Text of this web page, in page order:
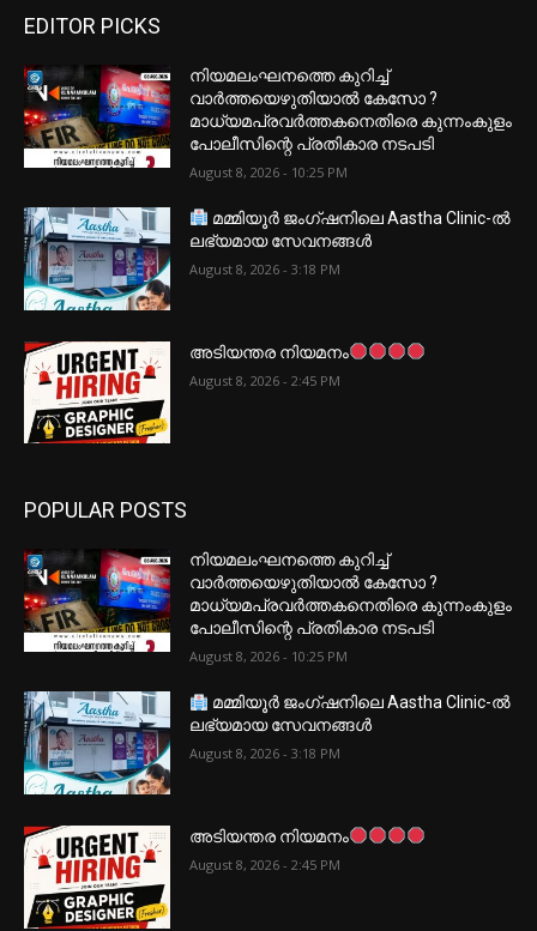
EDITOR PICKS
നിയമലംഘനത്തെ കുറിച്ച്
വാർത്തയെഴുതിയാൽ കേസോ ?
മാധ്യമപ്രവർത്തകനെതിരെ കുന്നംകുളം
പോലീസിന്റെ പ്രതികാര നടപടി
August 8, 2026 - 10:25 PM
മമ്മിയൂർ ജംഗ്ഷനിലെ Aastha Clinic-ൽ
ലഭ്യമായ സേവനങ്ങൾ
August 8, 2026 - 3:18 PM
അടിയന്തര നിയമനം
August 8, 2026 - 2:45 PM
POPULAR POSTS
നിയമലംഘനത്തെ കുറിച്ച്
വാർത്തയെഴുതിയാൽ കേസോ ?
മാധ്യമപ്രവർത്തകനെതിരെ കുന്നംകുളം
പോലീസിന്റെ പ്രതികാര നടപടി
August 8, 2026 - 10:25 PM
മമ്മിയൂർ ജംഗ്ഷനിലെ Aastha Clinic-ൽ
ലഭ്യമായ സേവനങ്ങൾ
August 8, 2026 - 3:18 PM
അടിയന്തര നിയമനം
August 8, 2026 - 2:45 PM